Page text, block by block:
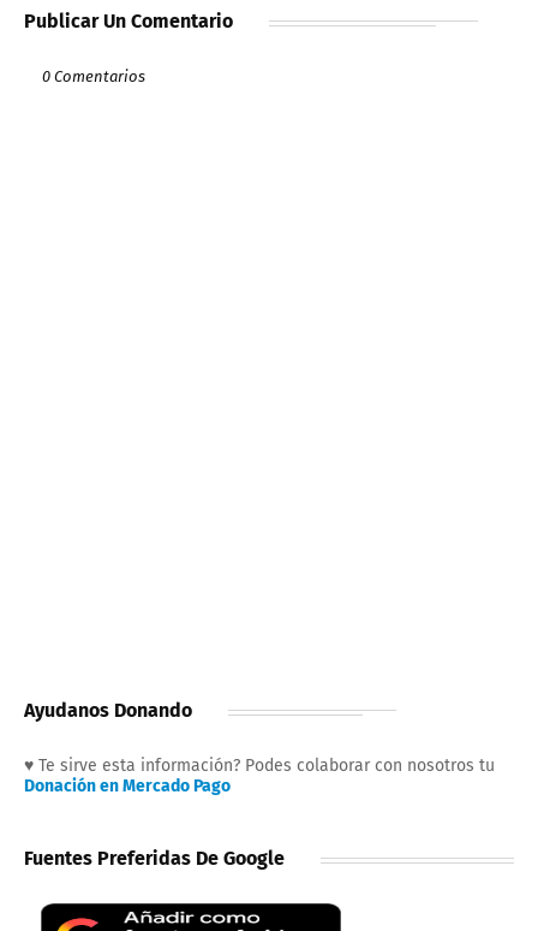
Publicar Un Comentario
0 Comentarios
Ayudanos Donando
♥ Te sirve esta información? Podes colaborar con nosotros tu
Donación en Mercado Pago
Fuentes Preferidas De Google